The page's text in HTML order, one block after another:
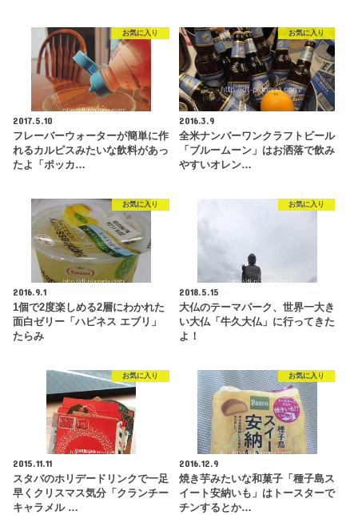
お気に入り
2017.5.10
フレーバーウォーターが簡単に作
れるカルピスみたいな飲料があっ
たよ「ポッカ…
お気に入り
2016.3.9
全米ナンバーワンクラフトビール
「ブルームーン」はお洒落で飲み
やすいオレン…
お気に入り
2016.9.1
1個で2度楽しめる2層にわかれた
面白ゼリー「ハピネス エブリ」
たらみ
お気に入り
2018.5.15
大仏のテーマパーク、世界一大き
い大仏「牛久大仏」に行ってきた
よ！
お気に入り
2015.11.11
スタバのホリデードリンクで一足
早くクリスマス気分「クランチー
キャラメル …
お気に入り
2016.12.9
焼き芋みたいな和菓子「種子島ス
イート安納いも」はトースターで
チンするとか…